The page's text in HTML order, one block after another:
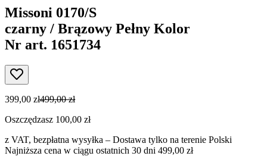
Missoni 0170/S
czarny / Brązowy Pełny Kolor
Nr art. 1651734
399,00 zł499,00 zł
Oszczędzasz 100,00 zł
z VAT, bezpłatna wysyłka – Dostawa tylko na terenie Polski
Najniższa cena w ciągu ostatnich 30 dni 499,00 zł